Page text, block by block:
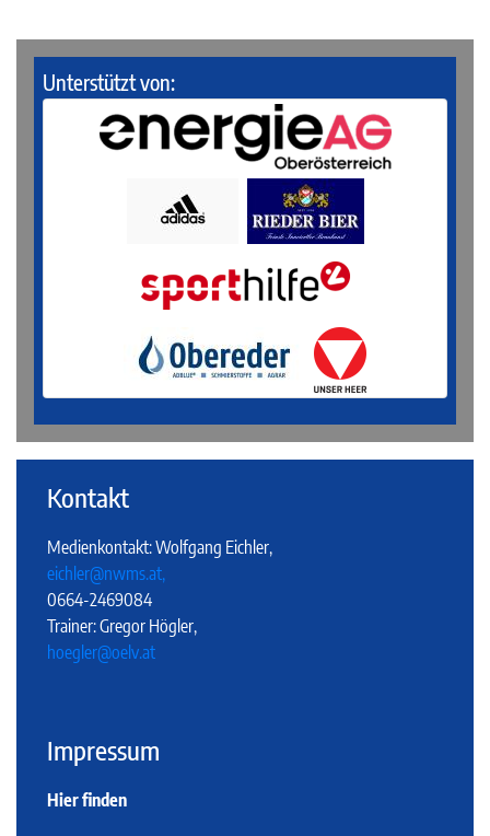
Unterstützt von:
Kontakt
Medienkontakt: Wolfgang Eichler,
eichler@nwms.at,
0664-2469084
Trainer: Gregor Högler,
hoegler@oelv.at
Impressum
Hier finden